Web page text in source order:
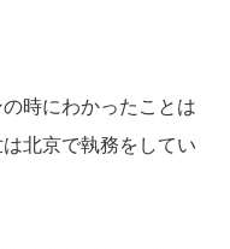
時にわかったことは
北京で執務をしてい